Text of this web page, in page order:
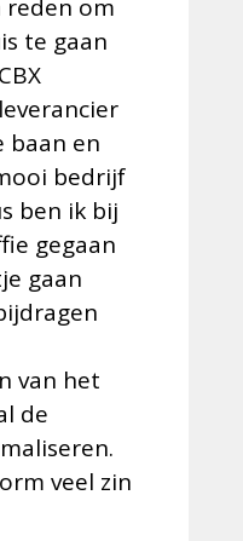
reden om
te gaan
baan en
bedrijf
ben ik bij
gegaan
gaan
van het
de
veel zin